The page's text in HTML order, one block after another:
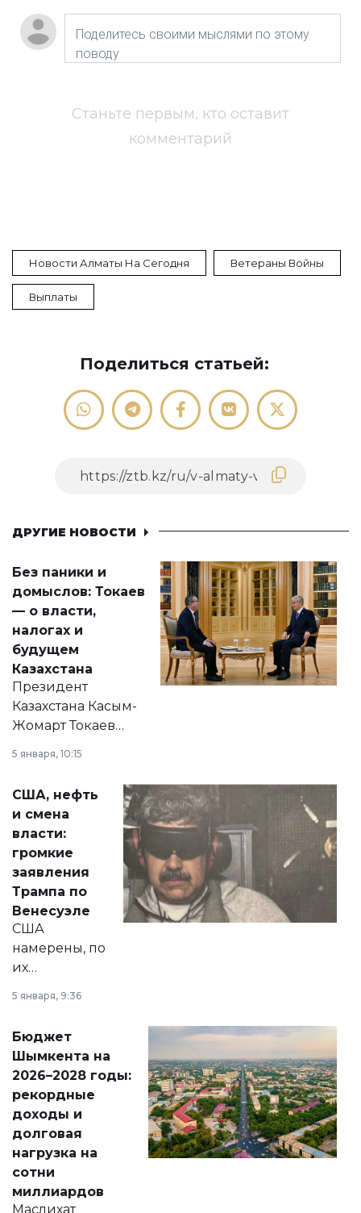
Станьте первым, кто оставит
комментарий
Новости Алматы На Сегодня Ветераны Войны
Выплаты
Поделиться статьей:
ДРУГИЕ НОВОСТИ
Без паники и
домыслов: Токаев
— о власти,
налогах и
будущем
Казахстана
Президент
Казахстана Касым-
Жомарт Токаев
сразу несколько
актуальных тем —
от слухов о
политических
реформах до
вопросов армии,
экономики и
личного здоровья.
5 января, 10:15
США, нефть
и смена
власти:
громкие
заявления
Трампа по
Венесуэле
США
намерены, по
их
принести
народу
Венесуэлы.
5 января, 9:36
Бюджет
Шымкента на
2026–2028 годы:
рекордные
доходы и
долговая
нагрузка на
сотни
миллиардов
Маслихат